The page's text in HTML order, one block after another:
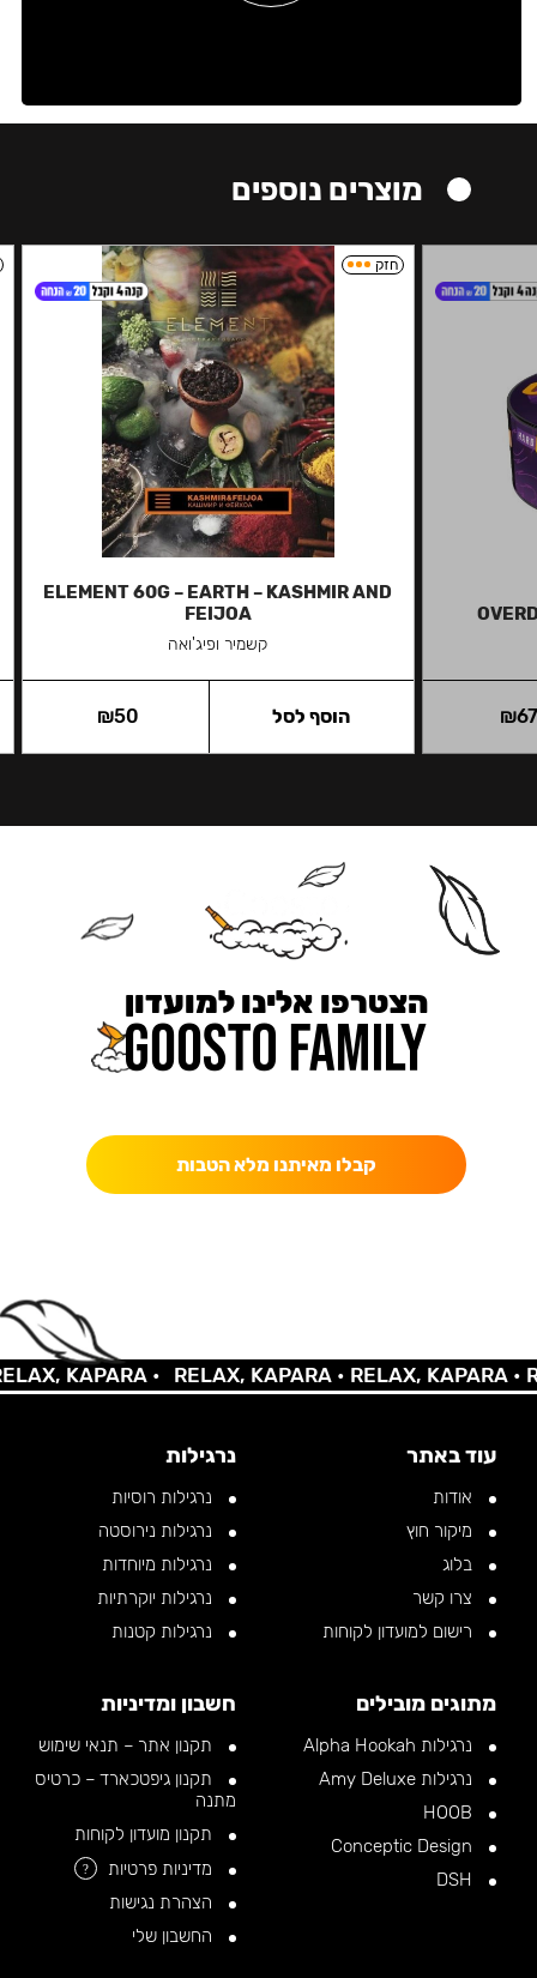
מוצרים נוספים
₪
חזק
ELEMENT 60G – EARTH – KASHMIR AND
FEIJOA
קשמיר ופיג'ואה
₪50 הוסף לסל
הצטרפו אלינו למועדון
קבלו מאיתנו מלא הטבות
KAPARA • RELAX, KAPARA •RELAX, KAPARA •
עוד באתר
אודות
מיקור חוץ
בלוג
צרו קשר
רישום למועדון לקוחות
נרגילות
נרגילות רוסיות
נרגילות נירוסטה
נרגילות מיוחדות
נרגילות יוקרתיות
נרגילות קטנות
מתוגים מובילים
נרגילות Alpha Hookah
נרגילות Amy Deluxe
חשבון ומדיניות
תקנון אתר – תנאי שימוש
תקנון גיפטכארד – כרטיס
מתנה
תקנון מועדון לקוחות
מדיניות פרטיות
?
הצהרת נגישות
החשבון שלי